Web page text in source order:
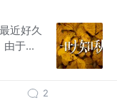
近好久
由于...
2